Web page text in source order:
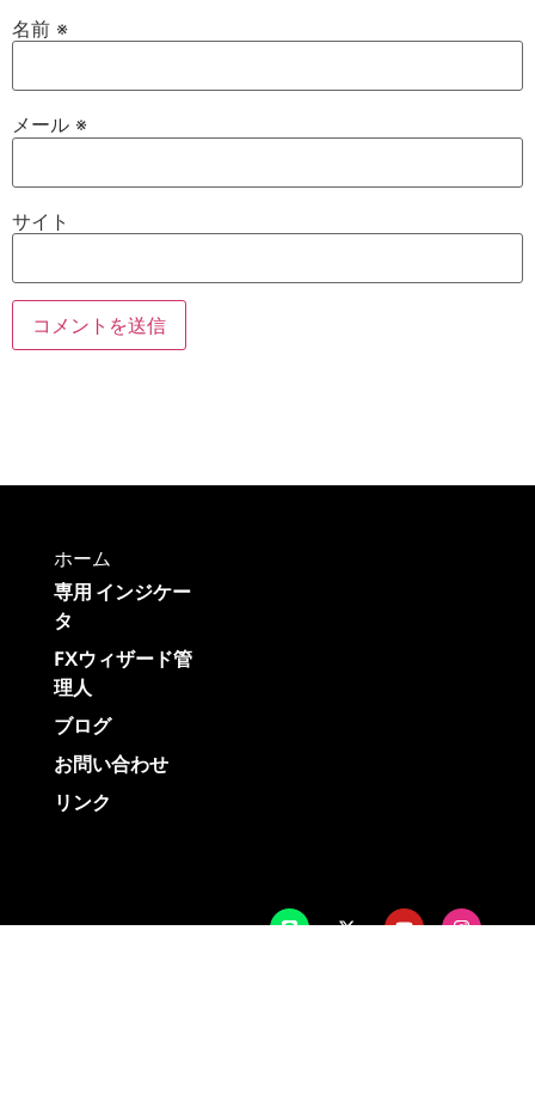
名前 ※
メール ※
サイト
ホーム
専用 インジケー
タ
FXウィザード管
理人
ブログ
お問い合わせ
リンク